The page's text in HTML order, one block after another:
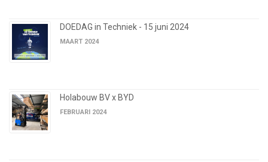
DOEDAG in Techniek - 15 juni 2024
MAART 2024
Holabouw BV x BYD
FEBRUARI 2024